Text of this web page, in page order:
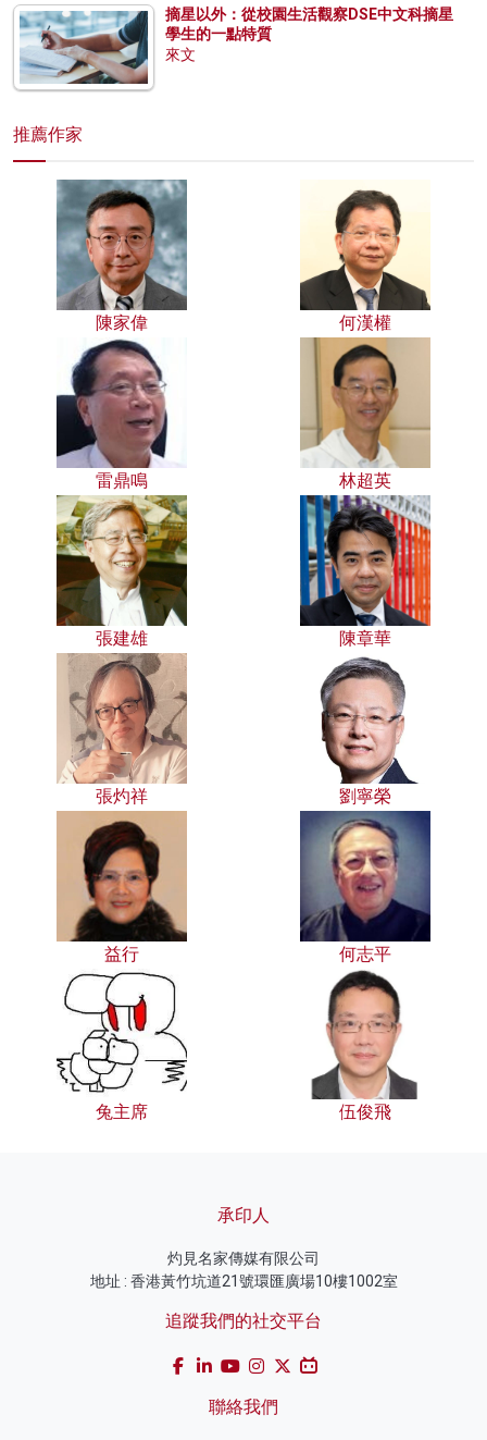
摘星以外：從校園生活觀察DSE中文科摘星
學生的一點特質
來文
推薦作家
陳家偉 何漢權
雷鼎鳴 林超英
張建雄 陳章華
張灼祥 劉寧榮
益行 何志平
兔主席 伍俊飛
承印人
灼見名家傳媒有限公司
地址 : 香港黃竹坑道21號環匯廣場10樓1002室
追蹤我們的社交平台
聯絡我們